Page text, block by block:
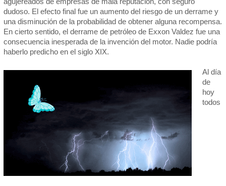
dudoso. El efecto final fue un aumento del riesgo de un derrame y
una disminución de la probabilidad de obtener alguna recompensa.
En cierto sentido, el derrame de petróleo de Exxon Valdez fue una
consecuencia inesperada de la invención del motor. Nadie podría
haberlo predicho en el siglo XIX.
Al día
de
hoy
todos